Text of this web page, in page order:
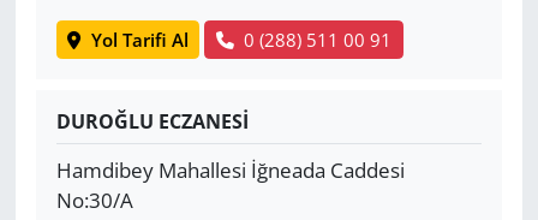
Yol Tarifi Al 0 (288) 511 00 91
DUROĞLU ECZANESİ
Hamdibey Mahallesi İğneada Caddesi
No:30/A